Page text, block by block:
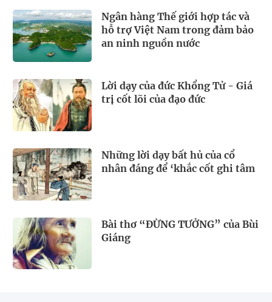
Ngân hàng Thế giới hợp tác và
hỗ trợ Việt Nam trong đảm bảo
an ninh nguồn nước
Lời dạy của đức Khổng Tử - Giá
trị cốt lõi của đạo đức
Những lời dạy bất hủ của cổ
nhân đáng để ‘khắc cốt ghi tâm
Bài thơ “ĐỪNG TƯỞNG” của Bùi
Giáng